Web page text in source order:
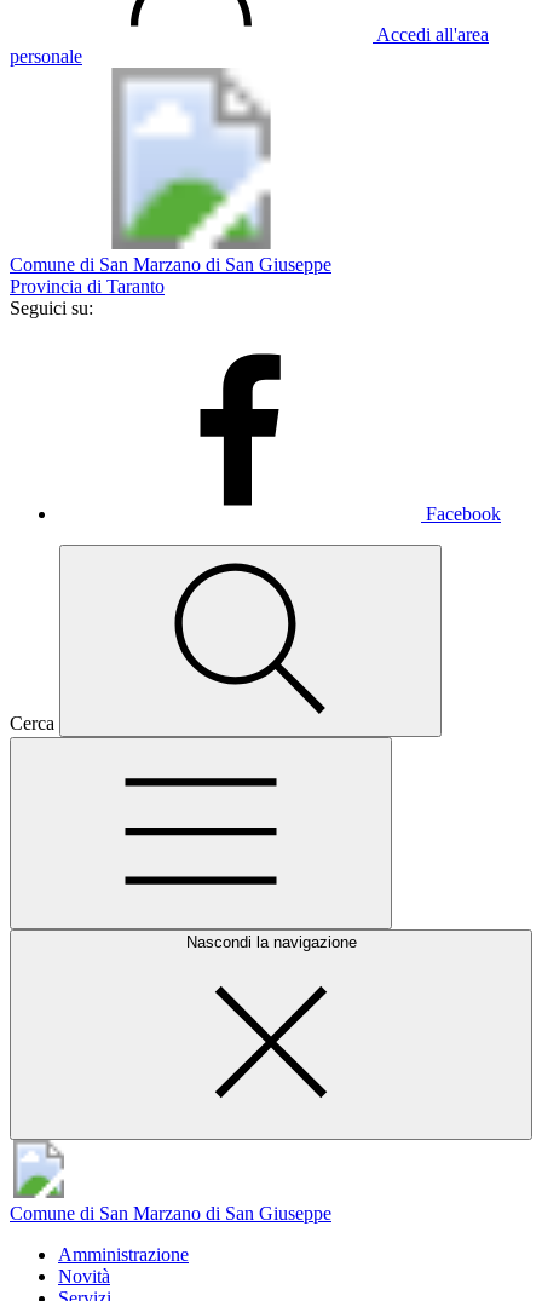
Accedi all'area
personale
Comune di San Marzano di San Giuseppe
Provincia di Taranto
Seguici su:
Facebook
Cerca
Nascondi la navigazione
Comune di San Marzano di San Giuseppe
Amministrazione
Novità